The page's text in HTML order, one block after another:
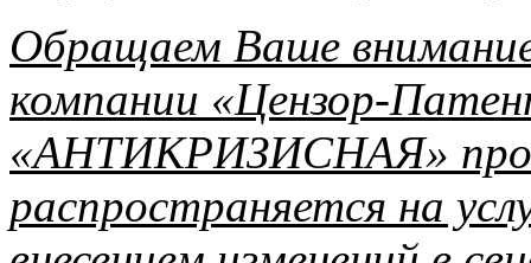
Обращаем Ваше
компании «Цензор-
«АНТИКРИЗИСНАЯ»
распространяется на